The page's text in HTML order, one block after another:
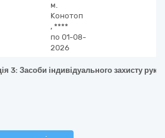
м.
Конотоп
, ****
по 01-08-
2026
3: Засоби індивідуального захисту рук